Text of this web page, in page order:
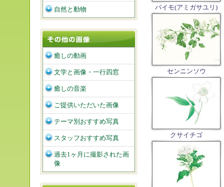
バイモ(アミガサユリ)
センニンソウ
クサイチゴ
自然と動物
癒しの動画
文学と画像・一行四窓
癒しの音楽
ご提供いただいた画像
テーマ別おすすめ写真
スタッフおすすめ写真
過去1ヶ月に撮影された画
像